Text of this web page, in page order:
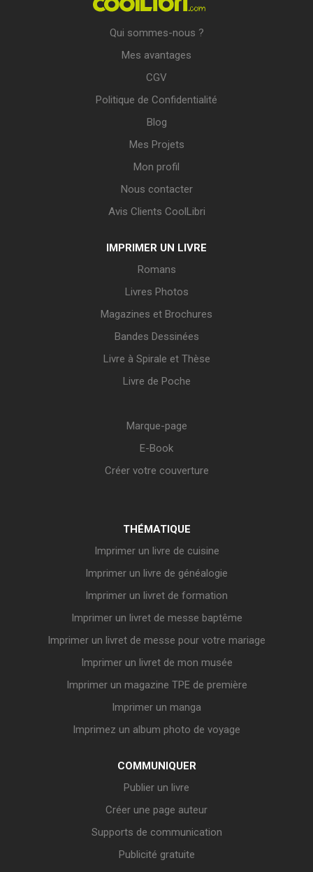
Qui sommes-nous ?
Mes avantages
CGV
Politique de Confidentialité
Blog
Mes Projets
Mon profil
Nous contacter
Avis Clients CoolLibri
IMPRIMER UN LIVRE
Romans
Livres Photos
Magazines et Brochures
Bandes Dessinées
Livre à Spirale et Thèse
Livre de Poche
Marque-page
E-Book
Créer votre couverture
THÉMATIQUE
Imprimer un livre de cuisine
Imprimer un livre de généalogie
Imprimer un livret de formation
Imprimer un livret de messe baptême
Imprimer un livret de messe pour votre mariage
Imprimer un livret de mon musée
Imprimer un magazine TPE de première
Imprimer un manga
Imprimez un album photo de voyage
COMMUNIQUER
Publier un livre
Créer une page auteur
Supports de communication
Publicité gratuite